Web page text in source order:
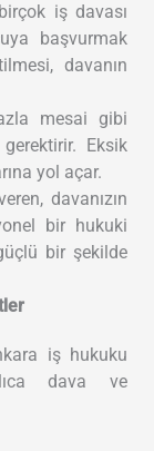
iş davası
başvurmak
davanın
mesai gibi
Eksik
yol açar.
davanızın
bir hukuki
bir şekilde
iş hukuku
dava ve